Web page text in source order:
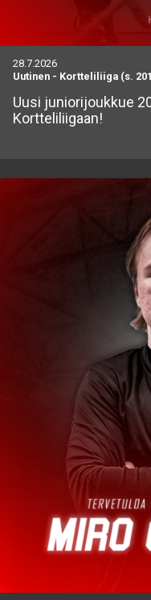
28.7.2026
Uutinen - Kortteliliiga (s.
Uusi juniorijoukkue
Kortteliliigaan!